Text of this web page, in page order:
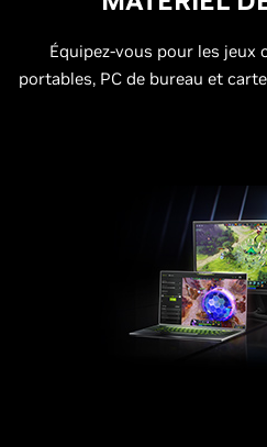
Équipez-vous pour les jeux
portables, PC de bureau et